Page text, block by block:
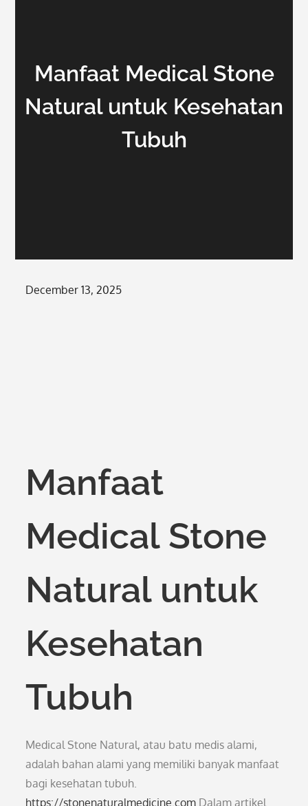
Manfaat Medical Stone
Natural untuk Kesehatan
Tubuh
Posted
December 13, 2025
Manfaat
Medical Stone
Natural untuk
Kesehatan
Tubuh
Medical Stone Natural, atau batu medis alami,
adalah bahan alami yang memiliki banyak manfaat
bagi kesehatan tubuh.
https://stonenaturalmedicine.com Dalam artikel